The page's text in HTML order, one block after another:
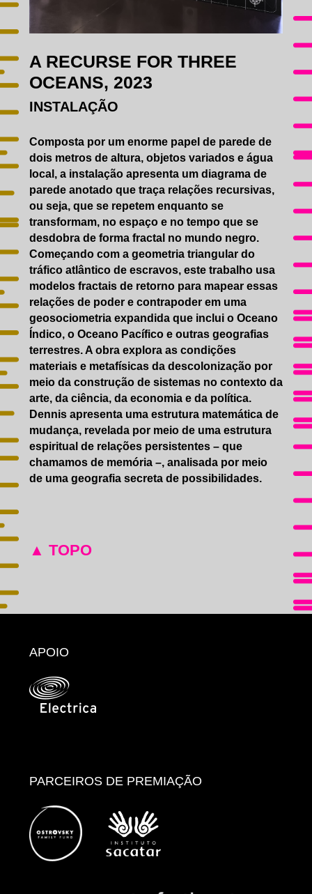
A RECURSE FOR THREE
OCEANS, 2023
INSTALAÇÃO
Composta por um enorme papel de parede de
dois metros de altura, objetos variados e água
local, a instalação apresenta um diagrama de
parede anotado que traça relações recursivas,
ou seja, que se repetem enquanto se
transformam, no espaço e no tempo que se
desdobra de forma fractal no mundo negro.
Começando com a geometria triangular do
tráfico atlântico de escravos, este trabalho usa
modelos fractais de retorno para mapear essas
relações de poder e contrapoder em uma
geosociometria expandida que inclui o Oceano
Índico, o Oceano Pacífico e outras geografias
terrestres. A obra explora as condições
materiais e metafísicas da descolonização por
meio da construção de sistemas no contexto da
arte, da ciência, da economia e da política.
Dennis apresenta uma estrutura matemática de
mudança, revelada por meio de uma estrutura
espiritual de relações persistentes – que
chamamos de memória –, analisada por meio
de uma geografia secreta de possibilidades.
▲ TOPO
APOIO
PARCEIROS DE PREMIAÇÃO